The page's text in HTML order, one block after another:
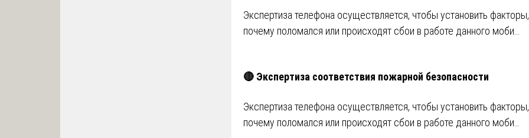
Экспертиза телефона осуществляется, чтобы установить факторы,
почему поломался или происходят сбои в работе данного моби…
🔴 Экспертиза соответствия пожарной безопасности
Экспертиза телефона осуществляется, чтобы установить факторы,
почему поломался или происходят сбои в работе данного моби…